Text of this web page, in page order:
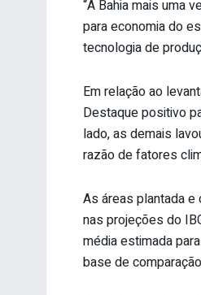
“A Bahia mais uma
para economia do
tecnologia de
Em relação ao
Destaque positivo
lado, as demais
razão de fatores
As áreas plantada
nas projeções do
média estimada
base de